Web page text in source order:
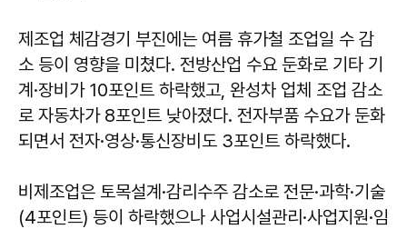
제조업 체감경기 부진에는 여름 휴가철 조업일 수 감
소 등이 영향을 미쳤다. 전방산업 수요 둔화로 기타 기
계·장비가 10포인트 하락했고, 완성차 업체 조업 감소
로 자동차가 8포인트 낮아졌다. 전자부품 수요가 둔화
되면서 전자·영상·통신장비도 3포인트 하락했다.
비제조업은 토목설계·감리수주 감소로 전문·과학·기술
(4포인트) 등이 하락했으나 사업시설관리·사업지원·임